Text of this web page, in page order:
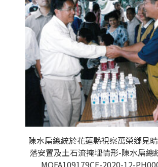
陳水扁總統於花蓮縣視察萬榮鄉見
落安置及土石流掩埋情形-陳水扁總
MOFA109179CF-2020-12-